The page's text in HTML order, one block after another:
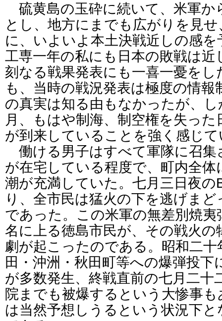
硫黄島の玉砕に続いて、米軍か
とし、地方にまでも広がりを見
に、いよいよ本土決戦近しの感
工専一年の私にも日本の敗戦は
刻なる戦果発表にも一喜一憂を
も、当時の戦況発表は極度の情
の真実は知る由もなかったが、
月、もはや制海、制空権を失っ
が到来していることを強く感じ
働ける男子はすべて軍隊に召集
が在宅している程度で、町内全
潮が充満していた。七月三日夜の
り、全市民は猛火の下を逃げま
であった。この米軍の無差別焼
名に上る徳島市民が、その戦火
劇が起こったのである。昭和二
田・沖洲・秋田町等への爆弾投下
が多数発生、終戦直前の七月二十
院までも被爆するという大惨事
は当然予想しうるという状況下